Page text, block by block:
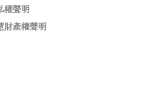
權聲明
財產權聲明